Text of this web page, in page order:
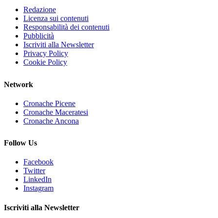
Redazione
Licenza sui contenuti
Responsabilità dei contenuti
Pubblicità
Iscriviti alla Newsletter
Privacy Policy
Cookie Policy
Network
Cronache Picene
Cronache Maceratesi
Cronache Ancona
Follow Us
Facebook
Twitter
LinkedIn
Instagram
Iscriviti alla Newsletter